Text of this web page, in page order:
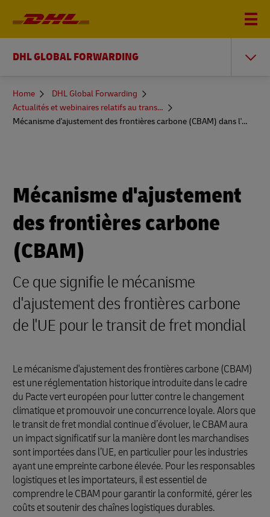
DHL GLOBAL FORWARDING
You
here
Home
DHL Global Forwarding
Actualités et webinaires relatifs au transit de fret
Mécanisme d'ajustement des frontières carbone (CBAM) dans l'UE
Mécanisme d'ajustement
des frontières carbone
(CBAM)
Ce que signifie le mécanisme
d'ajustement des frontières carbone
de l'UE pour le transit de fret mondial
Le mécanisme d'ajustement des frontières carbone (CBAM)
est une réglementation historique introduite dans le cadre
du Pacte vert européen pour lutter contre le changement
climatique et promouvoir une concurrence loyale. Alors que
le transit de fret mondial continue d’évoluer, le CBAM aura
un impact significatif sur la manière dont les marchandises
sont importées dans l’UE, en particulier pour les industries
ayant une empreinte carbone élevée. Pour les responsables
logistiques et les importateurs, il est essentiel de
comprendre le CBAM pour garantir la conformité, gérer les
coûts et soutenir des chaînes logistiques durables.